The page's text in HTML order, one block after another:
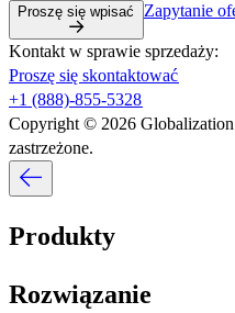
Proszę się wpisać​​ Zapytanie
Kontakt w sprawie sprzedaży:​​
Proszę się skontaktować​​
+1 (888)-855-5328​​
Copyright © 2026
zastrzeżone.​​
Produkty​​
Rozwiązanie​​